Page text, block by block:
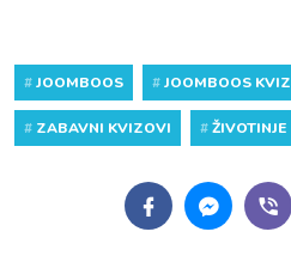
#JOOMBOOS #JOOMBOOS KVIZ
# ZABAVNI KVIZOVI #ŽIVOTINJE